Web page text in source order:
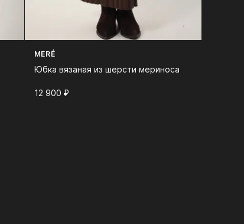
MERÉ
Юбка вязаная из шерсти мериноса
12 900⁠ ⁠₽